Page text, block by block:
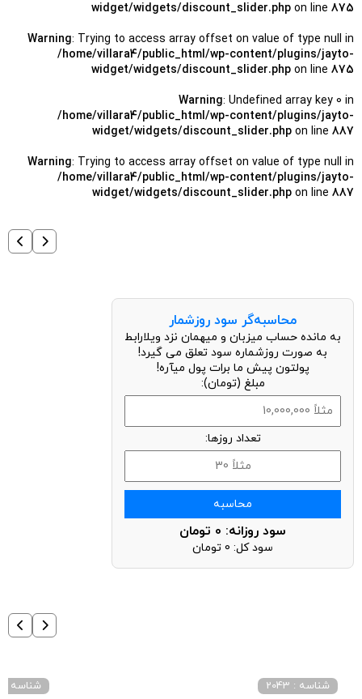
: Trying to access array offset on value of type null in
/home/villara4/public_html/wp-content/plugins/jayto-
widget/widgets/discount_slider.php on line864
Warning: Undefined array key 0 in
/home/villara4/public_html/wp-content/plugins/jayto-
widget/widgets/discount_slider.phpon line 875
: Trying to access array offset on value of type null in
/home/villara4/public_html/wp-content/plugins/jayto-
widget/widgets/discount_slider.phpon line875
Warning: Undefined array key 0 in
محاسبه‌گر سود روزشمار
به مانده حساب میزبان و میهمان نزد ویلارابط
به صورت روزشماره سود تعلق می گیرد!
پولتون پیش ما برات پول میآره!
مبلغ (تومان):
تعداد روزها: